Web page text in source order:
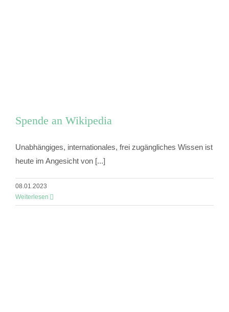
Spende an Wikipedia
Unabhängiges, internationales, frei zugängliches Wissen ist
heute im Angesicht von [...]
08.01.2023
Weiterlesen